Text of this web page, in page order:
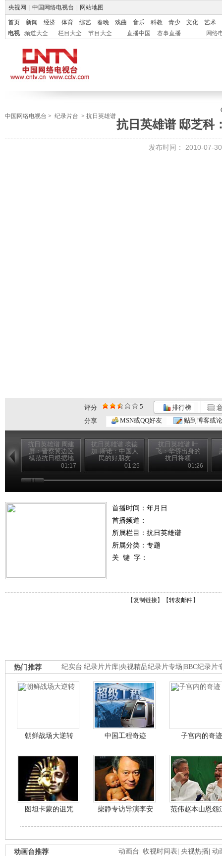
央视网 中国网络电视台 网站地图
首页 新闻 经济 体育 综艺 春晚 戏曲 音乐 科教 青少 文化
艺术
电视
频道大全 栏目大全 节目大全 直播中国 赛事直播 网络
中国网络电视台 > 纪录片台 > 抗日英雄谱
抗日英雄谱 邸芝科
发布时间： 2010-07-
评分 5 排行榜
分享
MSN或QQ好友 贴到博客或
抗日英雄谱 周建
屏：晋察冀边区
模范抗日根据地
的创建人01:17
抗日英雄谱 埃德
加·斯诺：中国人
民的好朋友
01:25
抗日英雄谱 叶
飞：华侨出身的
抗日将领
01:26
首播时间：年月日
首播频道：
所属栏目： 抗日英雄谱
所属分类：专题
关 键 字：
【复制链接】【转发邮件 】
纪实台 纪录片片库 央视精品纪录片专场 BBC纪录片
热门推荐
朝鲜战场大逆转 中国工程奇迹 子宫内的奇迹
图坦卡蒙的诅咒 柴静专访导演李安 范伟赵本山恩怨
动画台 收视时间表 央视热播 动
动画台推荐